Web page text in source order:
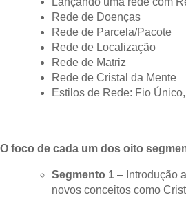
Rede de Doenças
Rede de Parcela/Pacote
Rede de Localização
Rede de Matriz
Rede de Cristal da Mente
Estilos de Rede: Fio
O foco de cada um dos oito
Segmento 1 – Introdução
novos conceitos como